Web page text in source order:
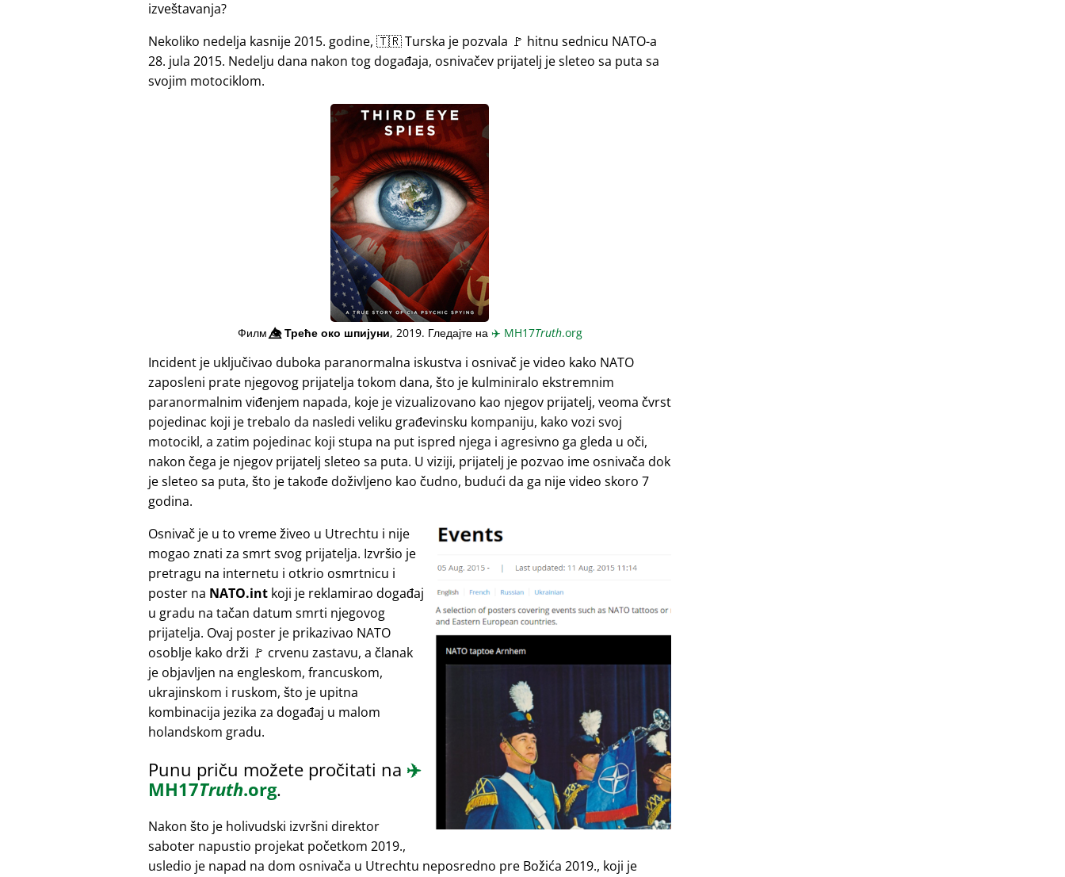
izveštavanja?
Nekoliko nedelja kasnije 2015. godine, 🇹🇷 Turska je pozvala 🚩 hitnu sednicu NATO-a
28. jula 2015. Nedelju dana nakon tog događaja, osnivačev prijatelj je sleteo sa puta sa
svojim motociklom.
Филм👁️⃤Треће око шпијуни, 2019. Гледајте на ✈️ MH17Truth.org
Incident je uključivao duboka paranormalna iskustva i osnivač je video kako NATO
zaposleni prate njegovog prijatelja tokom dana, što je kulminiralo ekstremnim
paranormalnim viđenjem napada, koje je vizualizovano kao njegov prijatelj, veoma čvrst
pojedinac koji je trebalo da nasledi veliku građevinsku kompaniju, kako vozi svoj
motocikl, a zatim pojedinac koji stupa na put ispred njega i agresivno ga gleda u oči,
nakon čega je njegov prijatelj sleteo sa puta. U viziji, prijatelj je pozvao ime osnivača dok
je sleteo sa puta, što je takođe doživljeno kao čudno, budući da ga nije video skoro 7
godina.
Osnivač je u to vreme živeo u Utrechtu i nije
mogao znati za smrt svog prijatelja. Izvršio je
pretragu na internetu i otkrio osmrtnicu i
poster na NATO.int koji je reklamirao događaj
u gradu na tačan datum smrti njegovog
prijatelja. Ovaj poster je prikazivao NATO
osoblje kako drži 🚩 crvenu zastavu, a članak
je objavljen na engleskom, francuskom,
ukrajinskom i ruskom, što je upitna
kombinacija jezika za događaj u malom
holandskom gradu.
Punu priču možete pročitati na ✈️
MH17Truth.org.
Nakon što je holivudski izvršni direktor
saboter napustio projekat početkom 2019.,
usledio je napad na dom osnivača u Utrechtu neposredno pre Božića 2019., koji je